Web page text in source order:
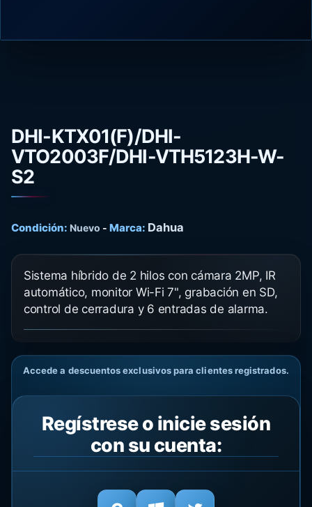
DHI-KTX01(F)/DHI-
VTO2003F/DHI-VTH5123H-W-
S2
Condición: Nuevo - Marca: Dahua
Sistema híbrido de 2 hilos con cámara 2MP, IR
automático, monitor Wi-Fi 7", grabación en SD,
control de cerradura y 6 entradas de alarma.
Accede a descuentos exclusivos para clientes registrados.
Regístrese o inicie sesión
con su cuenta: